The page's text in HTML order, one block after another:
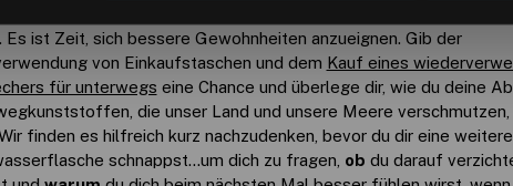
Es ist Zeit, sich bessere Gewohnheiten anzueignen. Gib der
von Einkaufstaschen und dem Kauf eines
für unterwegs eine Chance und überlege dir, wie du deine
die unser Land und unsere Meere verschmutzen,
finden es hilfreich kurz nachzudenken, bevor du dir eine weitere
schnappst...um dich zu fragen, ob du darauf